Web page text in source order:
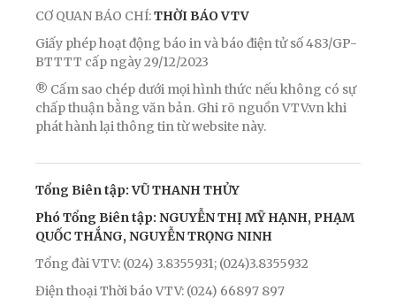
CƠ QUAN BÁO CHÍ:THỜI BÁO VTV
Giấy phép hoạt động báo in và báo điện tử số 483/GP-
BTTTT cấp ngày 29/12/2023
® Cấm sao chép dưới mọi hình thức nếu không có sự
chấp thuận bằng văn bản. Ghi rõ nguồn VTV.vn khi
phát hành lại thông tin từ website này.
Tổng Biên tập: VŨ THANH THỦY
Phó Tổng Biên tập: NGUYỄN THỊ MỸ HẠNH, PHẠM
QUỐC THẮNG, NGUYỄN TRỌNG NINH
Tổng đài VTV: (024) 3.8355931; (024)3.8355932
Điện thoại Thời báo VTV: (024) 66897 897